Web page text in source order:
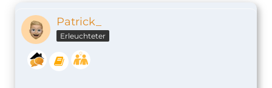
Patrick_
Erleuchteter